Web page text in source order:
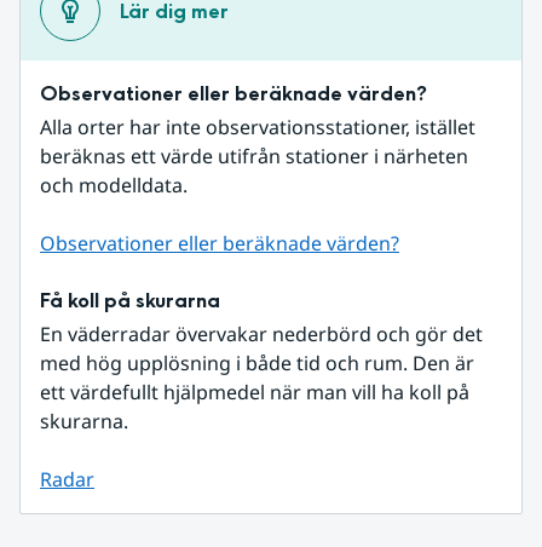
Lär dig mer
Observationer eller beräknade värden?
Alla orter har inte observationsstationer, istället
beräknas ett värde utifrån stationer i närheten
och modelldata.
Observationer eller beräknade värden?
Få koll på skurarna
En väderradar övervakar nederbörd och gör det
med hög upplösning i både tid och rum. Den är
ett värdefullt hjälpmedel när man vill ha koll på
skurarna.
Radar